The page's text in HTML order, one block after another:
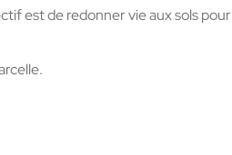
est de redonner vie aux sols pour